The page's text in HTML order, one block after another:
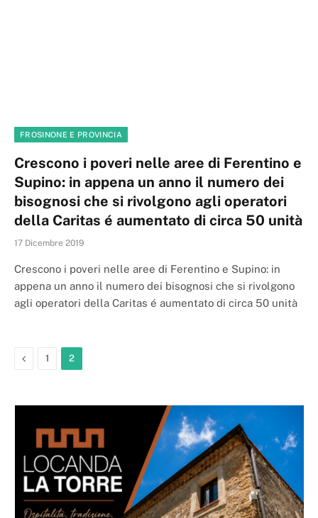
FROSINONE E PROVINCIA
Crescono i poveri nelle aree di Ferentino e
Supino: in appena un anno il numero dei
bisognosi che si rivolgono agli operatori
della Caritas é aumentato di circa 50 unità
17 Dicembre 2019
Crescono i poveri nelle aree di Ferentino e Supino: in
appena un anno il numero dei bisognosi che si rivolgono
agli operatori della Caritas é aumentato di circa 50 unità
Previous
1 2